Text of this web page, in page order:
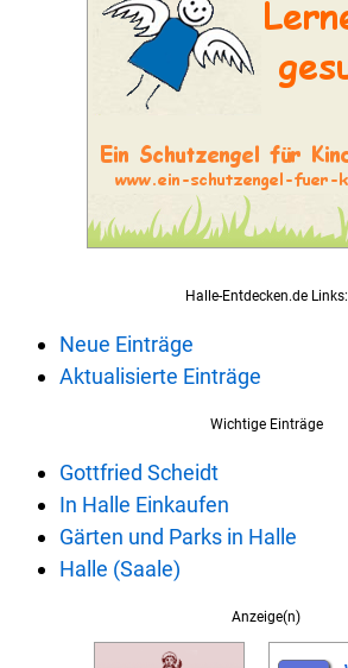
Halle-Entdecken.de Links:
Neue Einträge
Aktualisierte Einträge
Wichtige Einträge
Gottfried Scheidt
In Halle Einkaufen
Gärten und Parks in Halle
Halle (Saale)
Anzeige(n)